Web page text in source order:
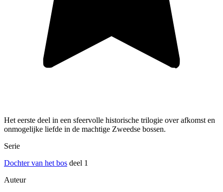
Het eerste deel in een sfeervolle historische trilogie over afkomst en
onmogelijke liefde in de machtige Zweedse bossen.
Serie
Dochter van het bos deel 1
Auteur